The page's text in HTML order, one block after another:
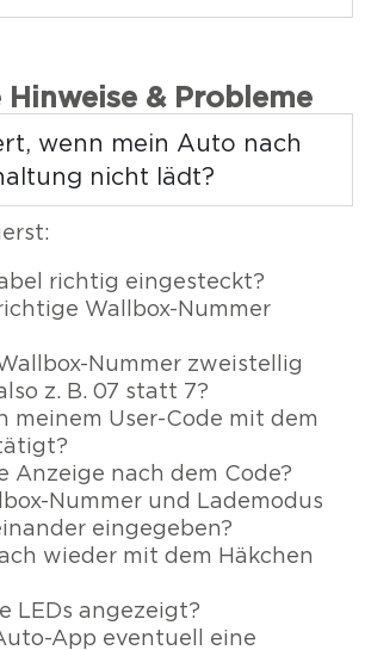
Hinweise & Probleme
wenn mein Auto nach
nicht lädt?
richtig eingesteckt?
Wallbox-Nummer
Nummer zweistellig
z. B. 07 statt 7?
meinem User-Code mit dem
Anzeige nach dem Code?
Nummer und Lademodus
eingegeben?
wieder mit dem Häkchen
LEDs angezeigt?
App eventuell eine